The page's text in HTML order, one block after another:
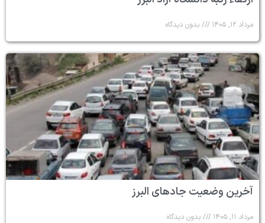
مرداد ۱۲, ۱۴۰۵ بدون دیدگاه
آخرین وضعیت جادهای البرز
مرداد ۱۱, ۱۴۰۵ بدون دیدگاه